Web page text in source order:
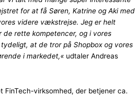
for at få Søren, Katrine og Aki med
videre vækstrejse. Jeg er helt
rette kompetencer, og i vores
at de tror på Shopbox og vores
i markedet,« udtaler Andreas
FinTech-virksomhed, der betjener ca.